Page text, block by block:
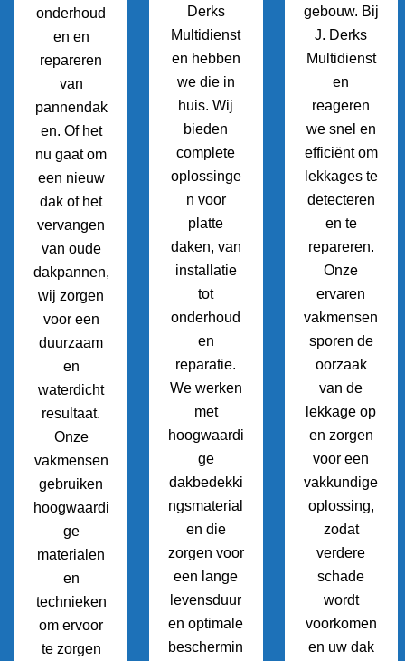
onderhoud
en en
repareren
van
pannendak
en. Of het
nu gaat om
een nieuw
dak of het
vervangen
van oude
dakpannen,
wij zorgen
voor een
duurzaam
en
waterdicht
resultaat.
Onze
vakmensen
gebruiken
hoogwaardi
ge
materialen
en
technieken
om ervoor
te zorgen
Derks
Multidienst
en hebben
we die in
huis. Wij
bieden
complete
oplossinge
n voor
platte
daken, van
installatie
tot
onderhoud
en
reparatie.
We werken
met
hoogwaardi
ge
dakbedekki
ngsmaterial
en die
zorgen voor
een lange
levensduur
en optimale
beschermin
gebouw. Bij
J. Derks
Multidienst
en
reageren
we snel en
efficiënt om
lekkages te
detecteren
en te
repareren.
Onze
ervaren
vakmensen
sporen de
oorzaak
van de
lekkage op
en zorgen
voor een
vakkundige
oplossing,
zodat
verdere
schade
wordt
voorkomen
en uw dak